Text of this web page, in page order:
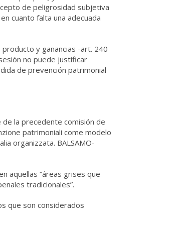
de peligrosidad subjetiva
cuanto falta una adecuada
y ganancias -art. 240
no puede justificar
de prevención patrimonial
la precedente comisión de
patrimoniali come modelo
organizzata. BALSAMO-
aquellas “áreas grises que
tradicionales”.
que son considerados